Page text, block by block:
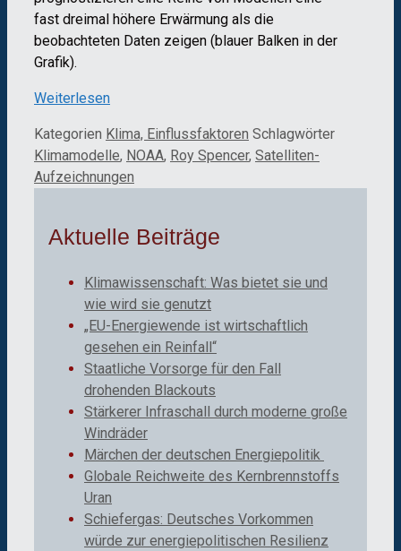
fast dreimal höhere Erwärmung als die
beobachteten Daten zeigen (blauer Balken in der
Grafik).
Weiterlesen
Kategorien Klima, Einflussfaktoren Schlagwörter
Klimamodelle, NOAA, Roy Spencer, Satelliten-
Aufzeichnungen
Aktuelle Beiträge
Klimawissenschaft: Was bietet sie und
wie wird sie genutzt
„EU-Energiewende ist wirtschaftlich
gesehen ein Reinfall“
Staatliche Vorsorge für den Fall
drohenden Blackouts
Stärkerer Infraschall durch moderne große
Windräder
Märchen der deutschen Energiepolitik
Globale Reichweite des Kernbrennstoffs
Uran
Schiefergas: Deutsches Vorkommen
würde zur energiepolitischen Resilienz